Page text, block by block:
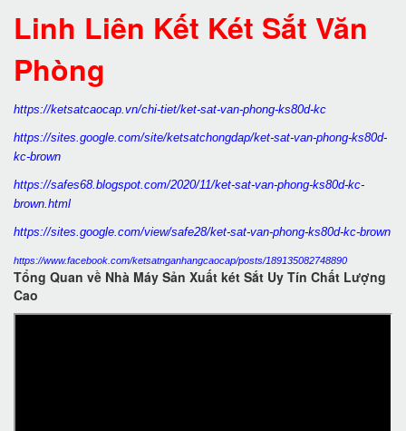
Linh Liên Kết Két Sắt Văn
Phòng
https://ketsatcaocap.vn/chi-tiet/ket-sat-van-phong-ks80d-kc
https://sites.google.com/site/ketsatchongdap/ket-sat-van-phong-ks80d-
kc-brown
https://safes68.blogspot.com/2020/11/ket-sat-van-phong-ks80d-kc-
brown.html
https://sites.google.com/view/safe28/ket-sat-van-phong-ks80d-kc-brown
https://www.facebook.com/ketsatnganhangcaocap/posts/189135082748890
Tổng Quan về Nhà Máy Sản Xuất két Sắt Uy Tín Chất Lượng
Cao